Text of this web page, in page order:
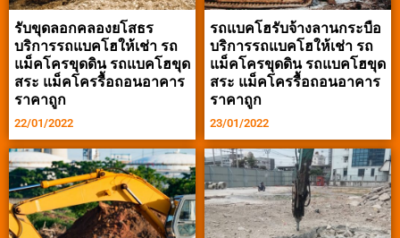
รับขุดลอกคลองยโสธร
บริการรถแบคโฮให้เช่า รถ
แม็คโครขุดดิน รถแบคโฮขุด
สระ แม็คโครรื้อถอนอาคาร
ราคาถูก
22/01/2022
รถแบคโฮรับจ้างลานกระบือ
บริการรถแบคโฮให้เช่า รถ
แม็คโครขุดดิน รถแบคโฮขุด
สระ แม็คโครรื้อถอนอาคาร
ราคาถูก
23/01/2022